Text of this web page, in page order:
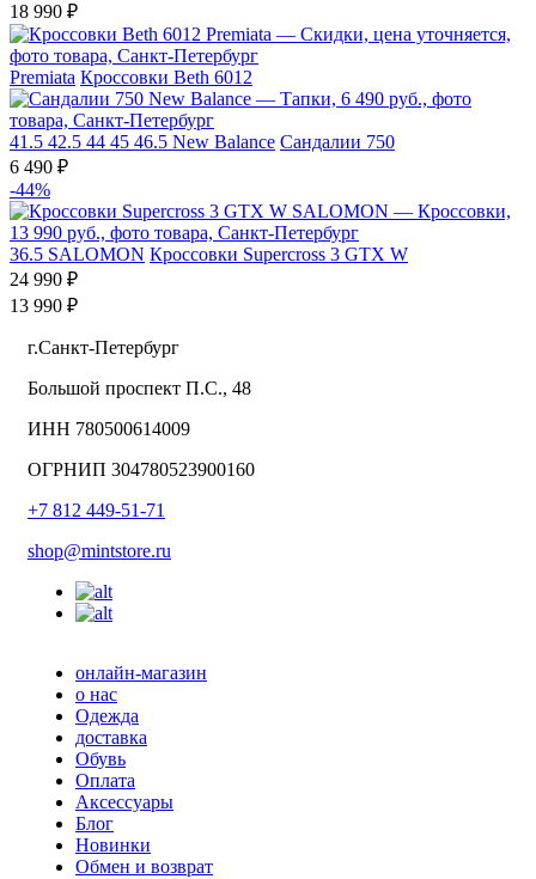
18 990 ₽
Premiata Кроссовки Beth 6012
41.5 42.5 44 45 46.5 New Balance Сандалии 750
6 490 ₽
-44%
36.5 SALOMON Кроссовки Supercross 3 GTX W
24 990 ₽
13 990 ₽
г.Санкт-Петербург
Большой проспект П.С., 48
ИНН 780500614009
ОГРНИП 304780523900160
+7 812 449-51-71
shop@mintstore.ru
онлайн-магазин
о нас
Одежда
доставка
Обувь
Оплата
Аксессуары
Блог
Новинки
Обмен и возврат